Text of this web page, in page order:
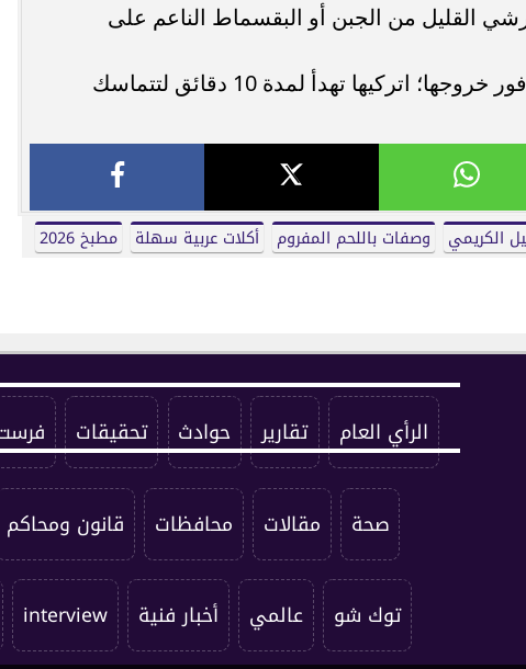
القليل من الجبن أو البقسماط الناعم على
التقديم الاحترافي: لا تقطعي الصينية فور خروجها؛ اتركيها تهدأ لمدة 10 دقائق لتتماسك
الكريمي وصفات باللحم المفروم أكلات عربية سهلة مطبخ 2026
الرأي العام تقارير حوادث تحقيقات
صحة مقالات محافظات قانون ومحاكم
توك شو عالمي أخبار فنية interview